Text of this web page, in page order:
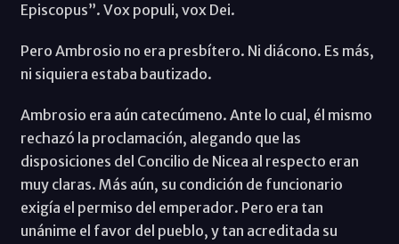
Episcopus”. Vox populi, vox Dei.
Pero Ambrosio no era presbítero. Ni diácono. Es más,
ni siquiera estaba bautizado.
Ambrosio era aún catecúmeno. Ante lo cual, él mismo
rechazó la proclamación, alegando que las
disposiciones del Concilio de Nicea al respecto eran
muy claras. Más aún, su condición de funcionario
exigía el permiso del emperador. Pero era tan
unánime el favor del pueblo, y tan acreditada su